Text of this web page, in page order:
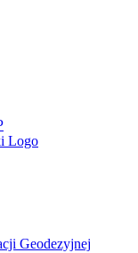
Instagram
Geodezyjnej